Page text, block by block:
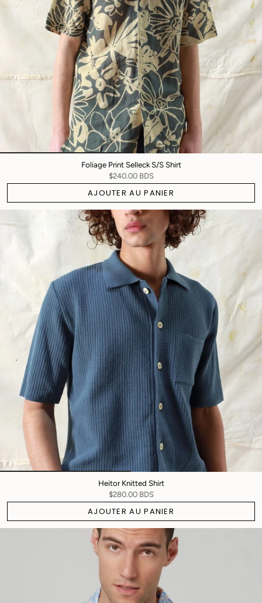
Foliage Print Selleck S/S Shirt
$240.00 BDS
AJOUTER AU PANIER
Heitor Knitted Shirt
$280.00 BDS
AJOUTER AU PANIER